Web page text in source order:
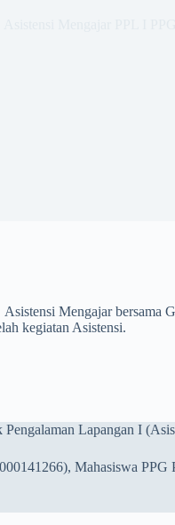
Mengajar bersama
kegiatan Asistensi.
Lapangan I
Mahasiswa PPG